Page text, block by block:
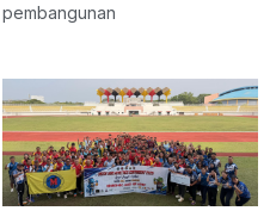
pembangunan